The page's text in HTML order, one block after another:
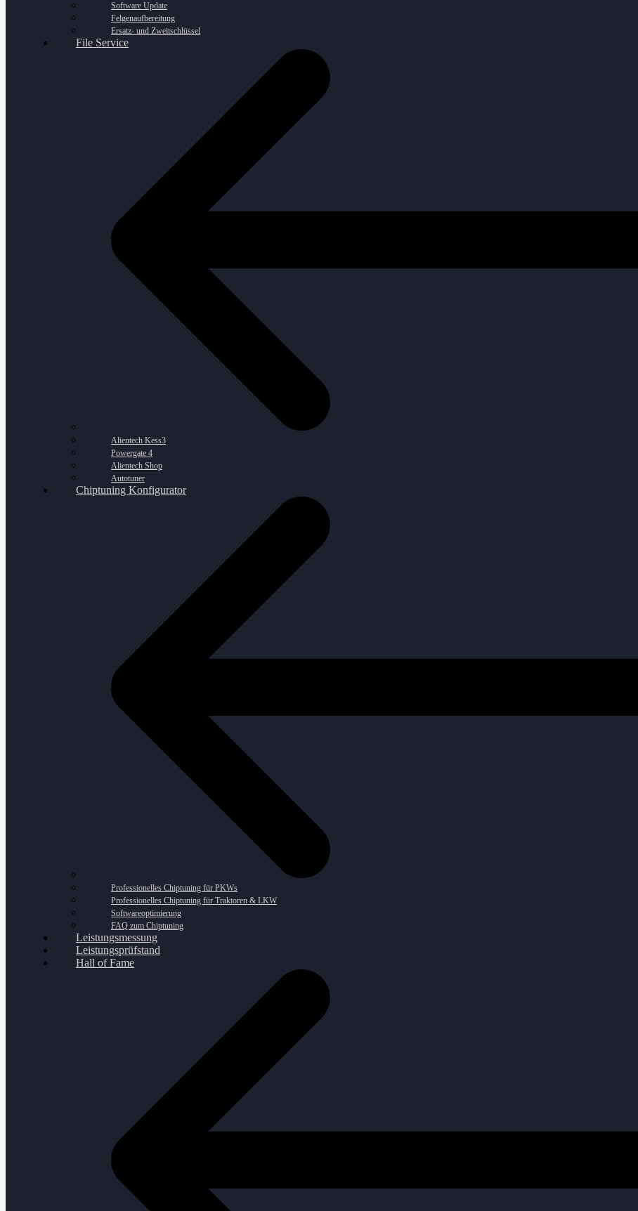
Software Update
Felgenaufbereitung
Ersatz- und Zweitschlüssel
File Service
Alientech Kess3
Powergate 4
Alientech Shop
Autotuner
Chiptuning Konfigurator
Professionelles Chiptuning für PKWs
Professionelles Chiptuning für Traktoren & LKW
Softwareoptimierung
FAQ zum Chiptuning
Leistungsmessung
Leistungsprüfstand
Hall of Fame